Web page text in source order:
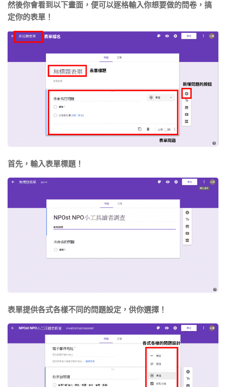
然後你會看到以下畫面，便可以逐格輸入你想要做的問卷，搞
定你的表單！
首先，輸入表單標題！
表單提供各式各樣不同的問題設定，供你選擇！